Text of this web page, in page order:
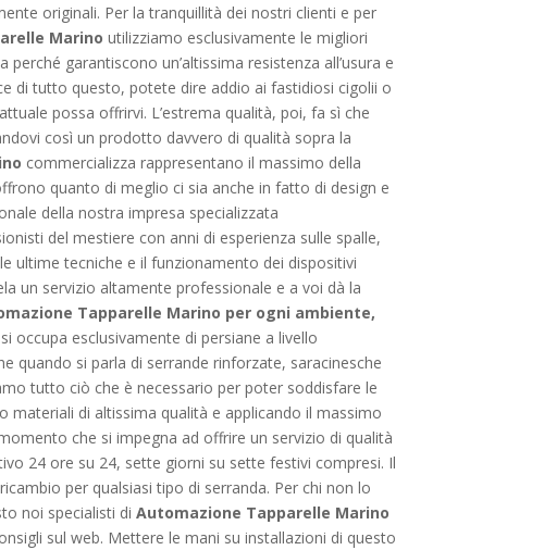
originali. Per la tranquillità dei nostri clienti e per
Marino utilizziamo esclusivamente le migliori
garantiscono un’altissima resistenza all’usura e
di tutto questo, potete dire addio ai fastidiosi cigolii o
possa offrirvi. L’estrema qualità, poi, fa sì che
così un prodotto davvero di qualità sopra la
commercializza rappresentano il massimo della
quanto di meglio ci sia anche in fatto di design e
della nostra impresa specializzata
del mestiere con anni di esperienza sulle spalle,
ultime tecniche e il funzionamento dei dispositivi
un servizio altamente professionale e a voi dà la
Tapparelle Marino per ogni ambiente,
occupa esclusivamente di persiane a livello
quando si parla di serrande rinforzate, saracinesche
tutto ciò che è necessario per poter soddisfare le
di altissima qualità e applicando il massimo
che si impegna ad offrire un servizio di qualità
24 ore su 24, sette giorni su sette festivi compresi. Il
per qualsiasi tipo di serranda. Per chi non lo
noi specialisti diAutomazione Tapparelle Marino
sul web. Mettere le mani su installazioni di questo